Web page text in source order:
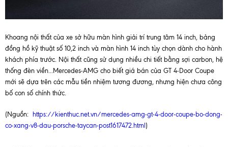
Khoang nội thất của xe sở hữu màn hình giải trí trung tâm 14 inch, bảng
đồng hồ kỹ thuật số 10,2 inch và màn hình 14 inch tùy chọn dành cho hành
khách phía trước. Nội thất cũng sử dụng nhiều chi tiết bằng sợi carbon, hệ
thống đèn viền...Mercedes-AMG cho biết giá bán của GT 4-Door Coupe
mới sẽ dựa trên các mẫu tiền nhiệm tương đương, nhưng hiện chưa công
bố con số chính thức.
(Nguồn: https://kienthuc.net.vn/mercedes-amg-gt-4-door-coupe-bo-dong-
co-xang-v8-dau-porsche-taycan-post1617472.html )